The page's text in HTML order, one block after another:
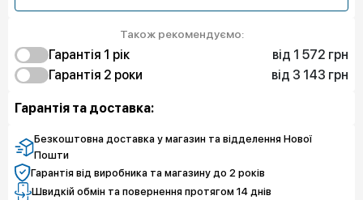
Також рекомендуємо:
Гарантія 1 рiк
від 1 572 грн
Захист від браку
1 572 грн
Гарантія 2 роки
від 3 143 грн
Захист екрану
Гарантія та доставка:
Безкоштовна доставка у магазин та відделення Нової
Пошти
Гарантія від виробника та магазину до 2 років
Швидкій обмін та повернення протягом 14 днів